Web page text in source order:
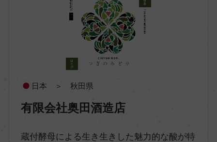
原料米
日本 ＞ 秋田県
有限会社奥田酒造店
蔵付酵母による生き生きした魅力的な酸が特